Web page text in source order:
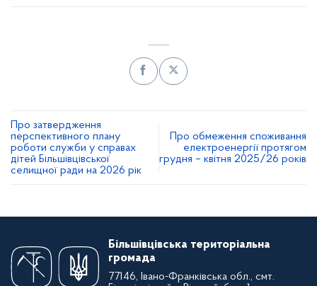
Про затвердження
перспективного плану
роботи служби у справах
дітей Більшівцівської
селищної ради на 2026 рік
Про обмеження споживання
електроенергії протягом
грудня – квітня 2025/26 років
Більшівцівська територіальна
громада
77146, Івано-Франківська обл., смт.